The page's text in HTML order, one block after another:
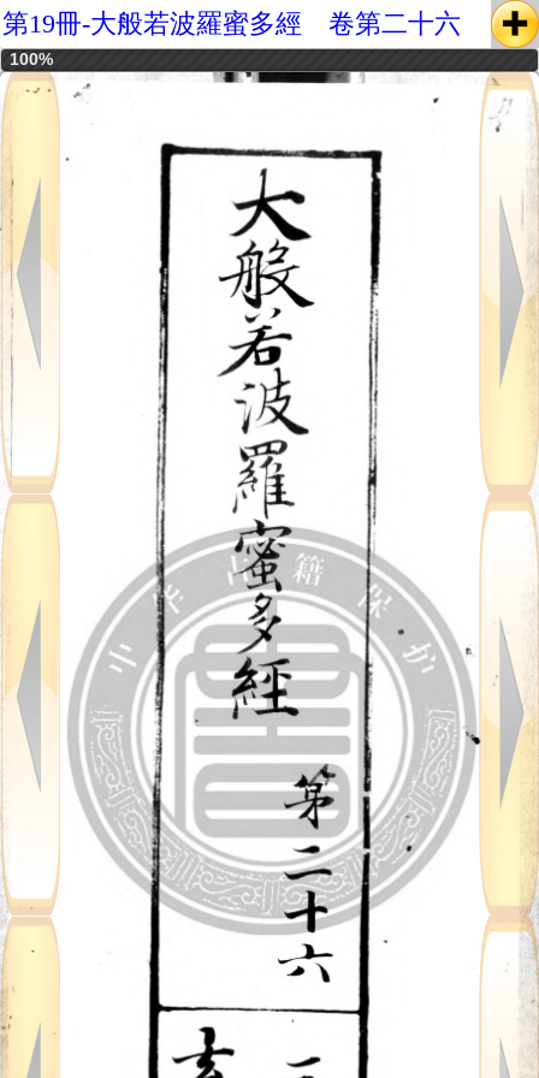
第19冊-大般若波羅蜜多經 卷第二十六
100%